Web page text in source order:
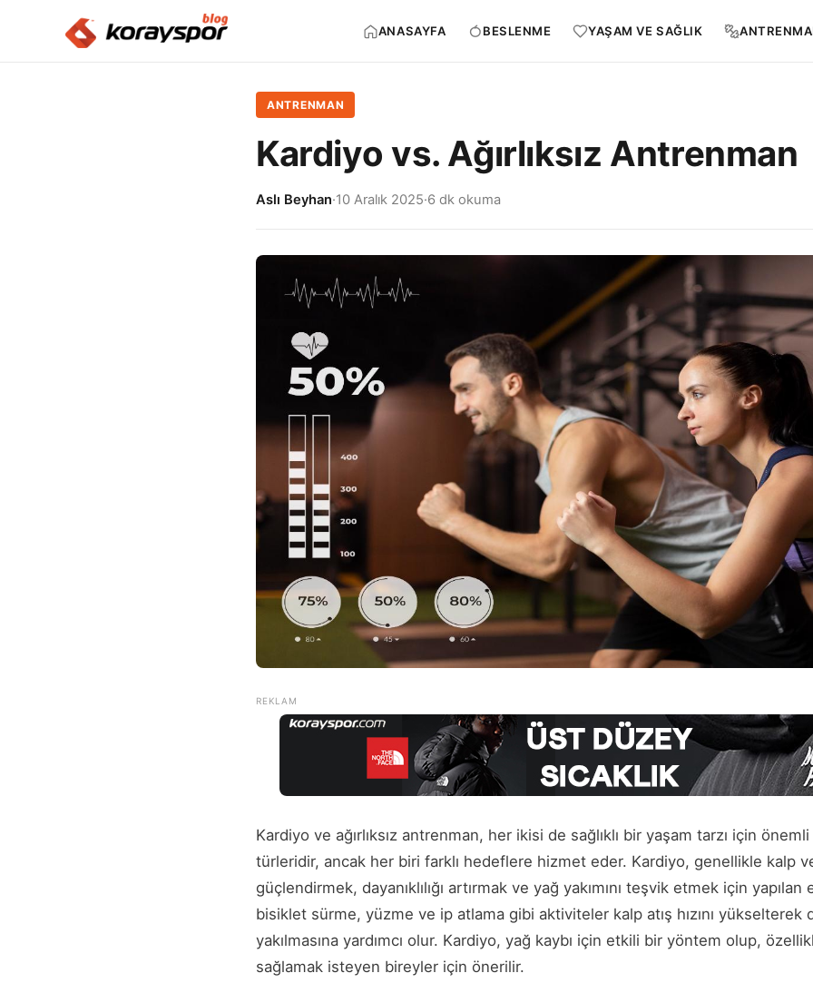
ANASAYFA BESLENME YAŞAM VE SAĞLIK
ANTRENMAN
Kardiyo vs. Ağırlıksız Antrenman
Aslı Beyhan·10 Aralık 2025·6 dk okuma
Kardiyo ve ağırlıksız antrenman, her ikisi de sağlıklı bir yaşam tarzı için
türleridir, ancak her biri farklı hedeflere hizmet eder. Kardiyo, genellikle kalp ve
güçlendirmek, dayanıklılığı artırmak ve yağ yakımını teşvik etmek için
bisiklet sürme, yüzme ve ip atlama gibi aktiviteler kalp atış hızını yükselterek
yakılmasına yardımcı olur. Kardiyo, yağ kaybı için etkili bir yöntem olup,
sağlamak isteyen bireyler için önerilir.